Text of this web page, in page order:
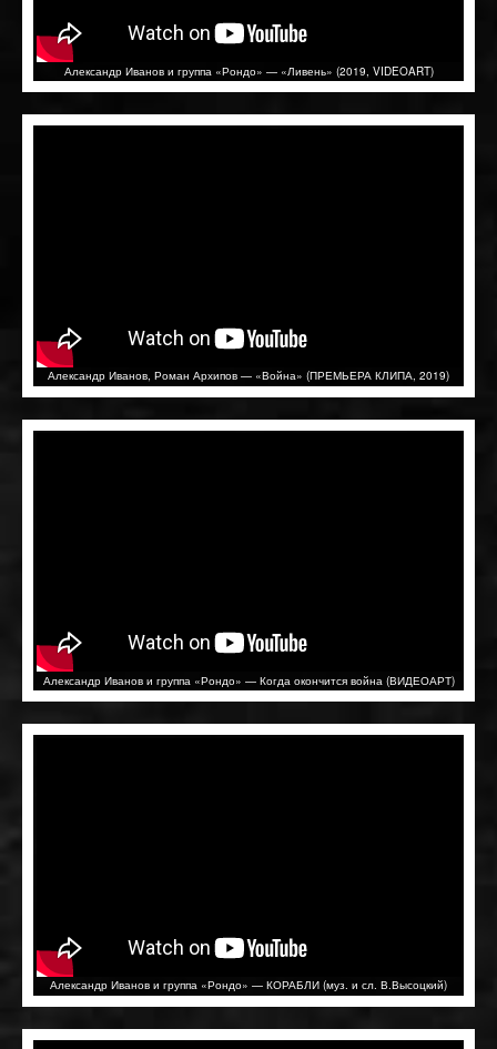
Александр Иванов и группа «Рондо» — «Ливень» (2019, VIDEOART)
Александр Иванов, Роман Архипов — «Война» (ПРЕМЬЕРА КЛИПА, 2019)
Александр Иванов и группа «Рондо» — Когда окончится война (ВИДЕОАРТ)
Александр Иванов и группа «Рондо» — КОРАБЛИ (муз. и сл. В.Высоцкий)